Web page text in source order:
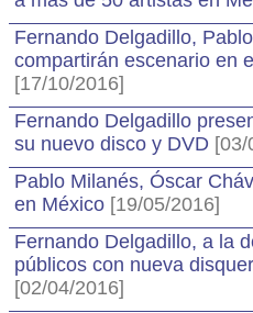
Fernando Delgadillo,
compartirán escenario en
[17/10/2016]
Fernando Delgadillo
su nuevo disco y DVD [03/
Pablo Milanés, Óscar
en México [19/05/2016]
Fernando Delgadillo, a la
públicos con nueva
[02/04/2016]